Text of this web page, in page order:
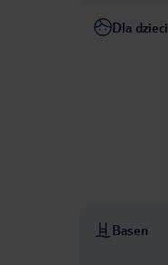
Dla dzieci
Basen